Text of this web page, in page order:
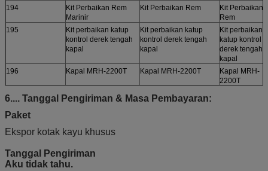
194
Kit Perbaikan Rem
Marinir
Kit Perbaikan Rem
Kit Perbaikan
Rem
195
Kit perbaikan katup
kontrol derek tengah
kapal
Kit perbaikan katup
kontrol derek tengah
kapal
Kit perbaikan
katup kontrol
derek tengah
kapal
196
Kapal MRH-2200T Kapal MRH-2200T
Kapal MRH-
2200T
197
Kit perbaikan suku
cadang kelompok
suku cadang yang
banyak
kontrol kaca depan
199
Kit perbaikan katup
kontrol kaca depan
6.... Tanggal Pengiriman & Masa Pembayaran:
Paket
Ekspor kotak kayu khusus
Tanggal Pengiriman
Aku tidak tahu.